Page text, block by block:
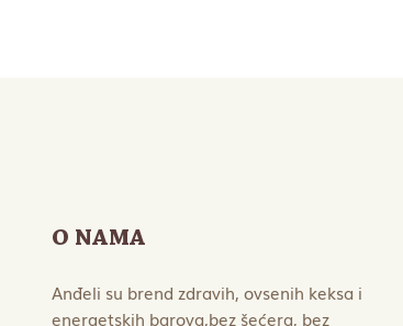
O NAMA
Anđeli su brend zdravih, ovsenih keksa i
energetskih barova,bez šećera, bez